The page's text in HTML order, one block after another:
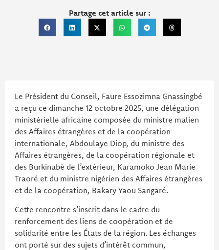
Partage cet article sur :
Le Président du Conseil, Faure Essozimna Gnassingbé
a reçu ce dimanche 12 octobre 2025, une délégation
ministérielle africaine composée du ministre malien
des Affaires étrangères et de la coopération
internationale, Abdoulaye Diop, du ministre des
Affaires étrangères, de la coopération régionale et
des Burkinabè de l’extérieur, Karamoko Jean Marie
Traoré et du ministre nigérien des Affaires étrangères
et de la coopération, Bakary Yaou Sangaré.
Cette rencontre s’inscrit dans le cadre du
renforcement des liens de coopération et de
solidarité entre les États de la région. Les échanges
ont porté sur des sujets d’intérêt commun,